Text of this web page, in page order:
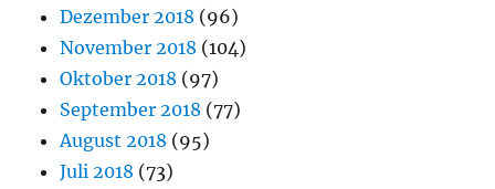
Dezember 2018 (96)
November 2018 (104)
Oktober 2018 (97)
September 2018 (77)
August 2018 (95)
Juli 2018 (73)